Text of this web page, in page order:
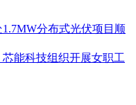
分布式光伏项目顺
能科技组织开展女职工